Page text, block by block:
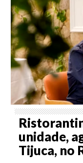
unidade,
Tijuca, no